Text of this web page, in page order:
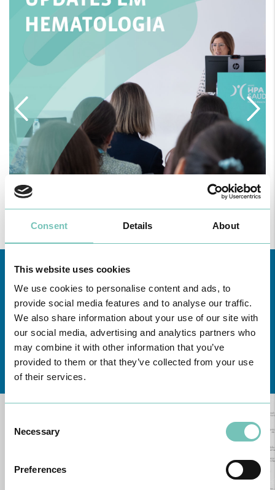
Consent Details About
This website uses cookies
We use cookies to personalise content and ads, to
provide social media features and to analyse our traffic.
We also share information about your use of our site with
our social media, advertising and analytics partners who
may combine it with other information that you’ve
provided to them or that they’ve collected from your use
of their services.
Selection
Necessary
Preferences
Conheça todas as Unidades de saúde CUF aqui